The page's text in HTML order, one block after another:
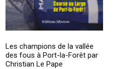
Les champions de la vallée
des fous à Port-la-Forêt par
Christian Le Pape